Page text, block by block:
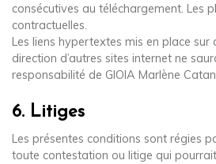
consécutives au téléchargement. Les
contractuelles.
Les liens hypertextes mis en place sur
direction d’autres sites internet ne
responsabilité de GIOIA Marlène
6. Litiges
Les présentes conditions sont régies
toute contestation ou litige qui